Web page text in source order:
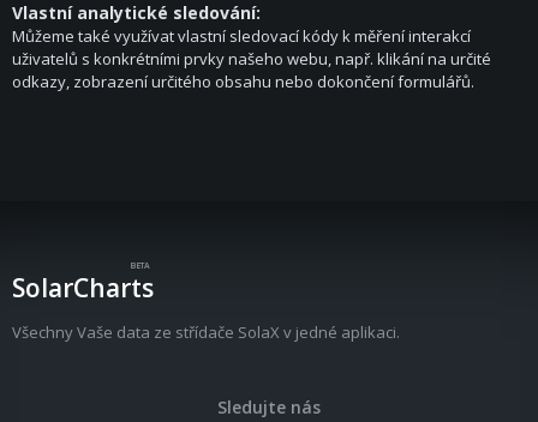
Vlastní analytické sledování:
Můžeme také využívat vlastní sledovací kódy k měření interakcí
uživatelů s konkrétními prvky našeho webu, např. klikání na určité
odkazy, zobrazení určitého obsahu nebo dokončení formulářů.
SolarCharts
BETA
Všechny Vaše data ze střídače SolaX v jedné aplikaci.
Sledujte nás